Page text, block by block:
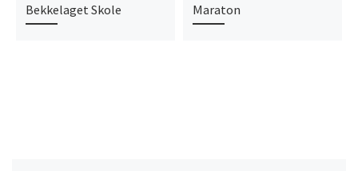
Bekkelaget Skole
Maraton